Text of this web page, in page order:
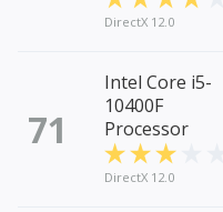
DirectX 12.0
71
Intel Core i5-
10400F
Processor
DirectX 12.0